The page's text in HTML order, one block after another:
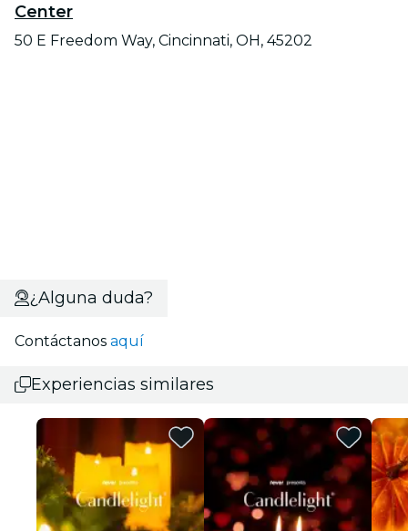
Center
50 E Freedom Way, Cincinnati, OH, 45202
¿Alguna duda?
Contáctanos aquí
Experiencias similares